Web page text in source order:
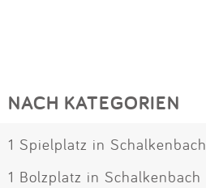
NACH KATEGORIEN
1 Spielplatz in Schalkenbach
1 Bolzplatz in Schalkenbach